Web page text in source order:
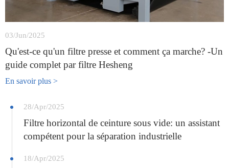
03/Jun/2025
Qu'est-ce qu'un filtre presse et comment ça marche? -Un
guide complet par filtre Hesheng
En savoir plus >
28/Apr/2025
Filtre horizontal de ceinture sous vide: un assistant
compétent pour la séparation industrielle
18/Apr/2025